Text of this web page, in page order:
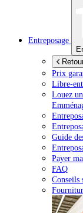
Entreposage
Prix
Libre-
Louez
Guide
Payer
FAQ
Conseils